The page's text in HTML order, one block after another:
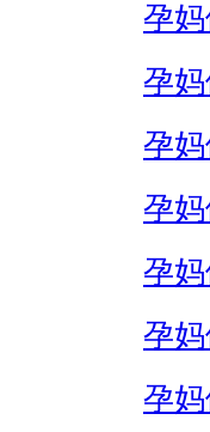
孕
孕
孕
孕
孕
孕
孕